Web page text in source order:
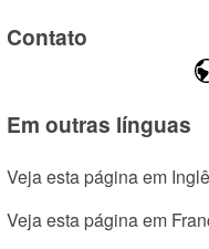
Contato
Em outras línguas
Veja esta página em
Veja esta página em